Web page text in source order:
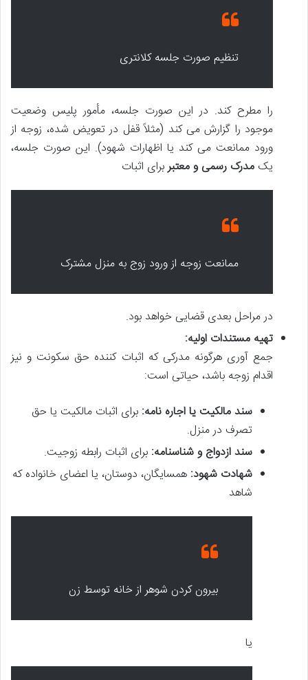
تنظیم صورت جلسه کلانتری
را مطرح کند. در این صورت جلسه، مأمور پلیس وضعیت
موجود را گزارش می کند (مثلاً قفل در تعویض شده، زوجه از
ورود ممانعت می کند یا اظهارات شهود). این صورت جلسه،
یک مدرک رسمی و معتبربرای اثبات
ممانعت زوجه از ورود زوج به منزل مشترک
در مراحل بعدی قضایی خواهد بود.
تهیه مستندات اولیه:
جمع آوری هرگونه مدرکی که اثبات کننده حق سکونت و نیز
اقدام زوجه باشد، حیاتی است:
سند مالکیت یا اجاره نامه: برای اثبات مالکیت یا حق
تصرف در منزل.
سند ازدواج و شناسنامه: برای اثبات رابطه زوجیت.
شهادت شهود: همسایگان، دوستان، یا اعضای خانواده که
شاهد
بیرون کردن شوهر از خانه توسط زن
یا